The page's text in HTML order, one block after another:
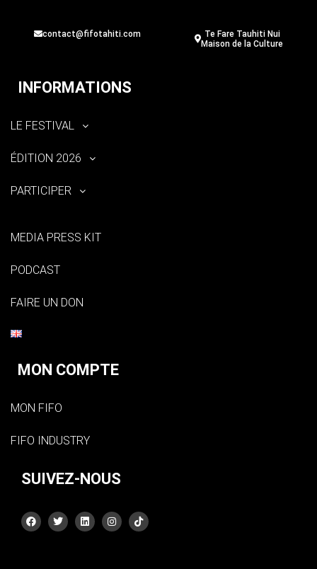
contact@fifotahiti.com
Te Fare Tauhiti Nui
Maison de la Culture
INFORMATIONS
LE FESTIVAL
ÉDITION 2026
PARTICIPER
MEDIA PRESS KIT
PODCAST
FAIRE UN DON
MON COMPTE
MON FIFO
FIFO INDUSTRY
SUIVEZ-NOUS